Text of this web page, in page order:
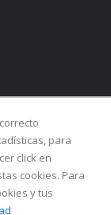
para
click en
cookies. Para
y tus